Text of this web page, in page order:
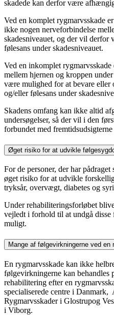
skadede kan derfor være
Ved en komplet rygmarvsskade
ikke nogen nerveforbindelse
skadesniveauet, og der vil derfor
følesans under skadesniveauet.
Ved en inkomplet
mellem hjernen og kroppen
være mulighed for at bevare eller
og/eller følesans under
Skadens omfang kan ikke altid
undersøgelser, så der vil i den
forbundet med
Øget risiko for at udvikle
For de personer, der har
øget risiko for at udvikle
tryksår, overvægt, diabetes og
Under rehabiliteringsforløbet
vejledt i forhold til at undgå
muligt.
Mange af følgevirkningerne ved
En rygmarvsskade kan ikke
følgevirkningerne kan
rehabilitering efter en
specialiserede centre i
Rygmarvsskader i Glostrupog
i Viborg.